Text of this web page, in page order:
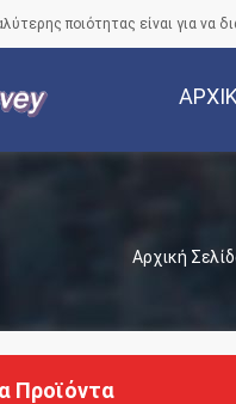
ποιότητας είναι για να
Αρχική
Προϊόντα